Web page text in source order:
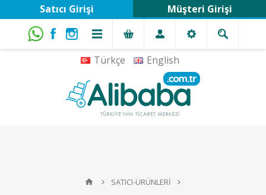
Türkçe English
Satıcı Girişi Müşteri Girişi
SATICI-ÜRÜNLERİ